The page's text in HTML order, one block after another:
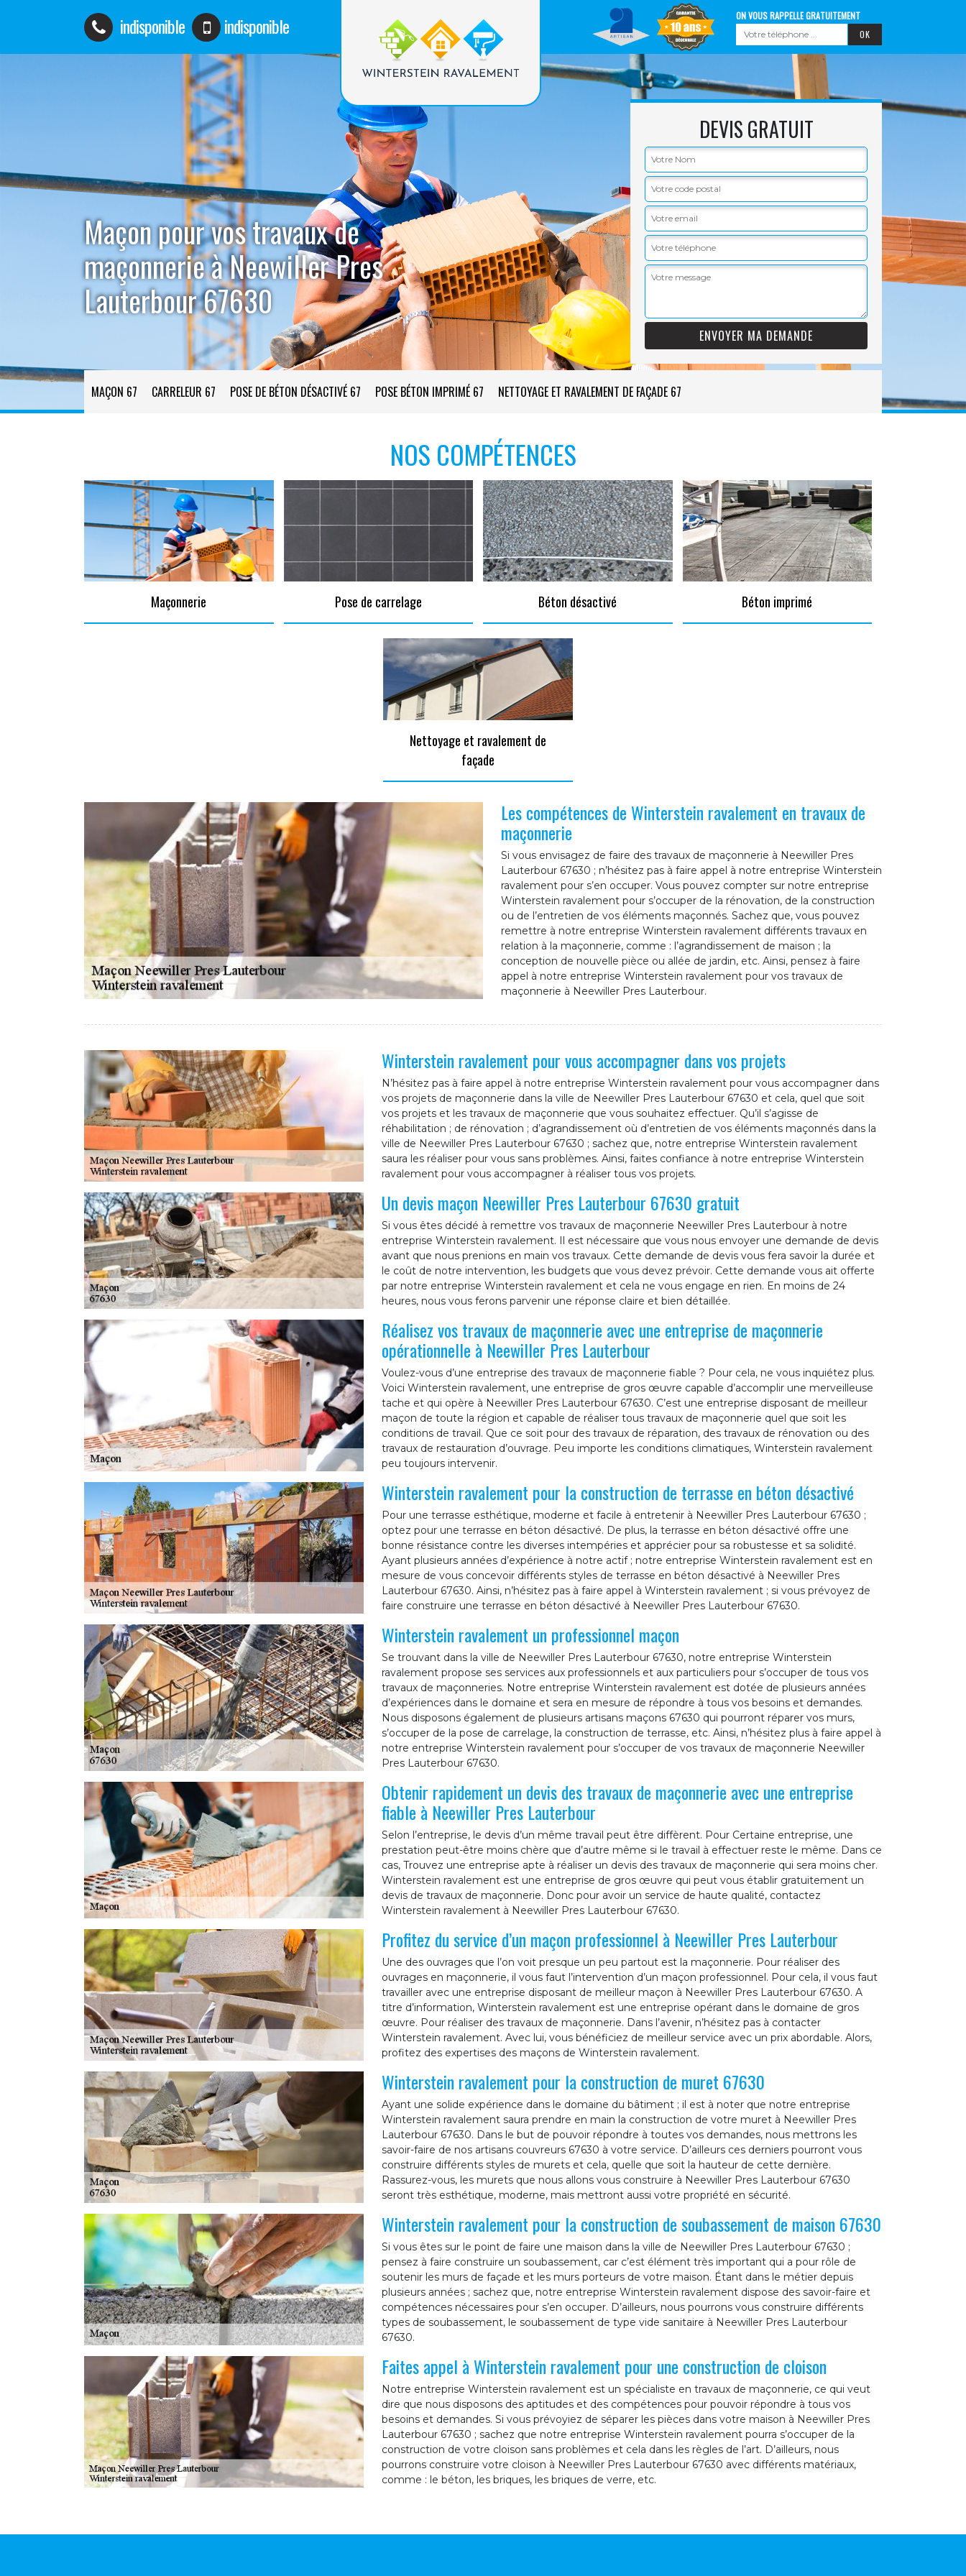
indisponible indisponible ON VOUS RAPPELLE GRATUITEMENT
Maçon pour vos travaux de
maçonnerie à Neewiller Pres
Lauterbour 67630
DEVIS GRATUIT
MAÇON 67 CARRELEUR 67 POSE DE BÉTON DÉSACTIVÉ 67 POSE BÉTON IMPRIMÉ 67 NETTOYAGE ET RAVALEMENT DE FAÇADE 67
NOS COMPÉTENCES
Maçonnerie Pose de carrelage Béton désactivé Béton imprimé
Nettoyage et ravalement de
façade
Les compétences de Winterstein ravalement en travaux de
maçonnerie
Si vous envisagez de faire des travaux de maçonnerie à Neewiller Pres
Lauterbour 67630 ; n’hésitez pas à faire appel à notre entreprise Winterstein
ravalement pour s’en occuper. Vous pouvez compter sur notre entreprise
Winterstein ravalement pour s’occuper de la rénovation, de la construction
ou de l’entretien de vos éléments maçonnés. Sachez que, vous pouvez
remettre à notre entreprise Winterstein ravalement différents travaux en
relation à la maçonnerie, comme : l’agrandissement de maison ; la
conception de nouvelle pièce ou allée de jardin, etc. Ainsi, pensez à faire
appel à notre entreprise Winterstein ravalement pour vos travaux de
maçonnerie à Neewiller Pres Lauterbour.
Winterstein ravalement pour vous accompagner dans vos projets
N’hésitez pas à faire appel à notre entreprise Winterstein ravalement pour vous accompagner dans
vos projets de maçonnerie dans la ville de Neewiller Pres Lauterbour 67630 et cela, quel que soit
vos projets et les travaux de maçonnerie que vous souhaitez effectuer. Qu’il s’agisse de
réhabilitation ; de rénovation ; d’agrandissement où d’entretien de vos éléments maçonnés dans la
ville de Neewiller Pres Lauterbour 67630 ; sachez que, notre entreprise Winterstein ravalement
saura les réaliser pour vous sans problèmes. Ainsi, faites confiance à notre entreprise Winterstein
ravalement pour vous accompagner à réaliser tous vos projets.
Un devis maçon Neewiller Pres Lauterbour 67630 gratuit
Si vous êtes décidé à remettre vos travaux de maçonnerie Neewiller Pres Lauterbour à notre
entreprise Winterstein ravalement. Il est nécessaire que vous nous envoyer une demande de devis
avant que nous prenions en main vos travaux. Cette demande de devis vous fera savoir la durée et
le coût de notre intervention, les budgets que vous devez prévoir. Cette demande vous ait offerte
par notre entreprise Winterstein ravalement et cela ne vous engage en rien. En moins de 24
heures, nous vous ferons parvenir une réponse claire et bien détaillée.
Réalisez vos travaux de maçonnerie avec une entreprise de maçonnerie
opérationnelle à Neewiller Pres Lauterbour
Voulez-vous d’une entreprise des travaux de maçonnerie fiable ? Pour cela, ne vous inquiétez plus.
Voici Winterstein ravalement, une entreprise de gros œuvre capable d’accomplir une merveilleuse
tache et qui opère à Neewiller Pres Lauterbour 67630. C’est une entreprise disposant de meilleur
maçon de toute la région et capable de réaliser tous travaux de maçonnerie quel que soit les
conditions de travail. Que ce soit pour des travaux de réparation, des travaux de rénovation ou des
travaux de restauration d’ouvrage. Peu importe les conditions climatiques, Winterstein ravalement
peu toujours intervenir.
Winterstein ravalement pour la construction de terrasse en béton désactivé
Pour une terrasse esthétique, moderne et facile à entretenir à Neewiller Pres Lauterbour 67630 ;
optez pour une terrasse en béton désactivé. De plus, la terrasse en béton désactivé offre une
bonne résistance contre les diverses intempéries et apprécier pour sa robustesse et sa solidité.
Ayant plusieurs années d’expérience à notre actif ; notre entreprise Winterstein ravalement est en
mesure de vous concevoir différents styles de terrasse en béton désactivé à Neewiller Pres
Lauterbour 67630. Ainsi, n’hésitez pas à faire appel à Winterstein ravalement ; si vous prévoyez de
faire construire une terrasse en béton désactivé à Neewiller Pres Lauterbour 67630.
Winterstein ravalement un professionnel maçon
Se trouvant dans la ville de Neewiller Pres Lauterbour 67630, notre entreprise Winterstein
ravalement propose ses services aux professionnels et aux particuliers pour s’occuper de tous vos
travaux de maçonneries. Notre entreprise Winterstein ravalement est dotée de plusieurs années
d’expériences dans le domaine et sera en mesure de répondre à tous vos besoins et demandes.
Nous disposons également de plusieurs artisans maçons 67630 qui pourront réparer vos murs,
s’occuper de la pose de carrelage, la construction de terrasse, etc. Ainsi, n’hésitez plus à faire appel à
notre entreprise Winterstein ravalement pour s’occuper de vos travaux de maçonnerie Neewiller
Pres Lauterbour 67630.
Obtenir rapidement un devis des travaux de maçonnerie avec une entreprise
fiable à Neewiller Pres Lauterbour
Selon l’entreprise, le devis d’un même travail peut être diffèrent. Pour Certaine entreprise, une
prestation peut-être moins chère que d’autre même si le travail à effectuer reste le même. Dans ce
cas, Trouvez une entreprise apte à réaliser un devis des travaux de maçonnerie qui sera moins cher.
Winterstein ravalement est une entreprise de gros œuvre qui peut vous établir gratuitement un
devis de travaux de maçonnerie. Donc pour avoir un service de haute qualité, contactez
Winterstein ravalement à Neewiller Pres Lauterbour 67630.
Profitez du service d’un maçon professionnel à Neewiller Pres Lauterbour
Une des ouvrages que l’on voit presque un peu partout est la maçonnerie. Pour réaliser des
ouvrages en maçonnerie, il vous faut l’intervention d’un maçon professionnel. Pour cela, il vous faut
travailler avec une entreprise disposant de meilleur maçon à Neewiller Pres Lauterbour 67630. A
titre d’information, Winterstein ravalement est une entreprise opérant dans le domaine de gros
œuvre. Pour réaliser des travaux de maçonnerie. Dans l’avenir, n’hésitez pas à contacter
Winterstein ravalement. Avec lui, vous bénéficiez de meilleur service avec un prix abordable. Alors,
profitez des expertises des maçons de Winterstein ravalement.
Winterstein ravalement pour la construction de muret 67630
Ayant une solide expérience dans le domaine du bâtiment ; il est à noter que notre entreprise
Winterstein ravalement saura prendre en main la construction de votre muret à Neewiller Pres
Lauterbour 67630. Dans le but de pouvoir répondre à toutes vos demandes, nous mettrons les
savoir-faire de nos artisans couvreurs 67630 à votre service. D’ailleurs ces derniers pourront vous
construire différents styles de murets et cela, quelle que soit la hauteur de cette dernière.
Rassurez-vous, les murets que nous allons vous construire à Neewiller Pres Lauterbour 67630
seront très esthétique, moderne, mais mettront aussi votre propriété en sécurité.
Winterstein ravalement pour la construction de soubassement de maison 67630
Si vous êtes sur le point de faire une maison dans la ville de Neewiller Pres Lauterbour 67630 ;
pensez à faire construire un soubassement, car c’est élément très important qui a pour rôle de
soutenir les murs de façade et les murs porteurs de votre maison. Étant dans le métier depuis
plusieurs années ; sachez que, notre entreprise Winterstein ravalement dispose des savoir-faire et
compétences nécessaires pour s’en occuper. D’ailleurs, nous pourrons vous construire différents
types de soubassement, le soubassement de type vide sanitaire à Neewiller Pres Lauterbour
67630.
Faites appel à Winterstein ravalement pour une construction de cloison
Notre entreprise Winterstein ravalement est un spécialiste en travaux de maçonnerie, ce qui veut
dire que nous disposons des aptitudes et des compétences pour pouvoir répondre à tous vos
besoins et demandes. Si vous prévoyiez de séparer les pièces dans votre maison à Neewiller Pres
Lauterbour 67630 ; sachez que notre entreprise Winterstein ravalement pourra s’occuper de la
construction de votre cloison sans problèmes et cela dans les règles de l’art. D’ailleurs, nous
pourrons construire votre cloison à Neewiller Pres Lauterbour 67630 avec différents matériaux,
comme : le béton, les briques, les briques de verre, etc.